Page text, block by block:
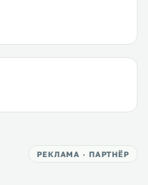
РЕКЛАМА · ПАРТНЁР